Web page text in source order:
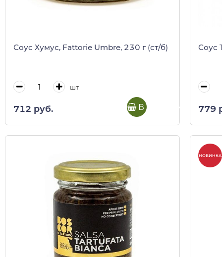
Соус Хумус, Fattorie Umbre, 230 г (ст/б)
шт
712 руб. В корзину
Соус
779
НОВИНКА